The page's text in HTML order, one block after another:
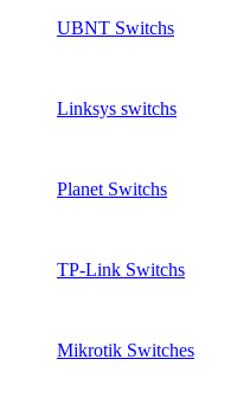
UBNT Switchs
Linksys switchs
Planet Switchs
TP-Link Switchs
Mikrotik Switches